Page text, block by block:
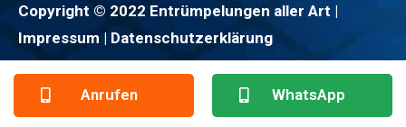
Copyright © 2022 Entrümpelungen aller Art |
Impressum | Datenschutzerklärung
Anrufen WhatsApp